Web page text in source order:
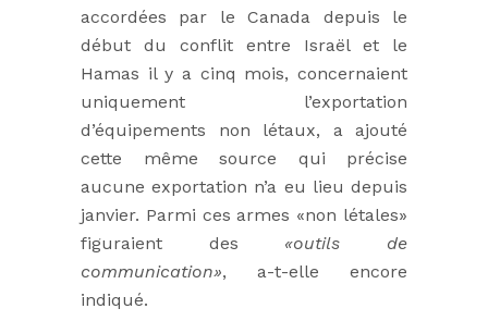
accordées par le Canada depuis le
début du conflit entre Israël et le
Hamas il y a cinq mois, concernaient
uniquement l’exportation
d’équipements non létaux, a ajouté
cette même source qui précise
aucune exportation n’a eu lieu depuis
janvier. Parmi ces armes «non létales»
figuraient des «outils de
communication», a-t-elle encore
indiqué.